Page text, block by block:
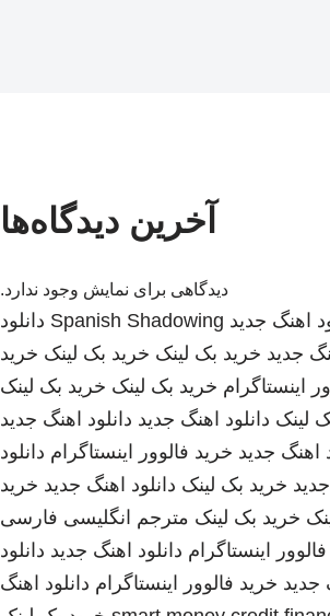
آخرین دیدگاه‌ها
دیدگاهی برای نمایش وجود ندارد.
اهنگ جدید Spanish Shadowing دانلود
جدید خرید بک لینک خرید بک لینک خرید
اینستاگرام خرید بک لینک خرید بک لینک
لینک دانلود اهنگ جدید دانلود اهنگ جدید
اهنگ جدید خرید فالوور اینستاگرام دانلود
خرید بک لینک دانلود اهنگ جدید خرید
خرید بک لینک مترجم انگلیسی فارسی
اینستاگرام دانلود اهنگ جدید دانلود
جدید خرید فالوور اینستاگرام دانلود اهنگ